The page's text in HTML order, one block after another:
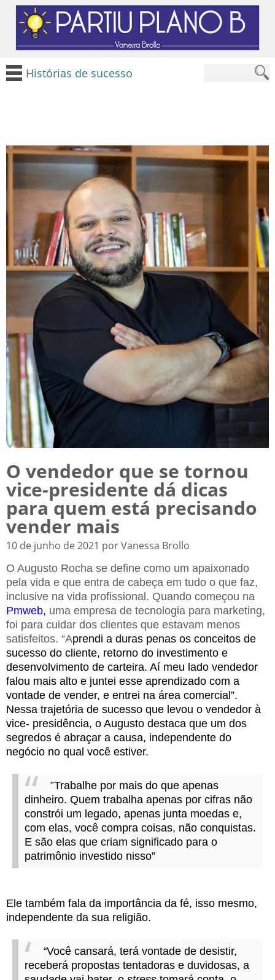
Histórias de sucesso
O vendedor que se tornou
vice-presidente dá dicas
para quem está precisando
vender mais
10 de junho de 2021 por Vanessa Brollo
O Augusto Rocha se define como um apaixonado
pela vida e que entra de cabeça em tudo o que faz,
inclusive na vida profissional. Quando começou na
Pmweb, uma empresa de tecnologia para marketing,
foi para cuidar dos clientes que estavam menos
satisfeitos. “Aprendi a duras penas os conceitos de
sucesso do cliente, retorno do investimento e
desenvolvimento de carteira. Aí meu lado vendedor
falou mais alto e juntei esse aprendizado com a
vontade de vender, e entrei na área comercial”.
Nessa trajetória de sucesso que levou o vendedor à
vice- presidência, o Augusto destaca que um dos
segredos é abraçar a causa, independente do
negócio no qual você estiver.
"Trabalhe por mais do que apenas
dinheiro. Quem trabalha apenas por cifras não
constrói um legado, apenas junta moedas e,
com elas, você compra coisas, não conquistas.
E são elas que criam significado para o
patrimônio investido nisso”
Ele também fala da importância da fé, isso mesmo,
independente da sua religião.
“Você cansará, terá vontade de desistir,
receberá propostas tentadoras e duvidosas, a